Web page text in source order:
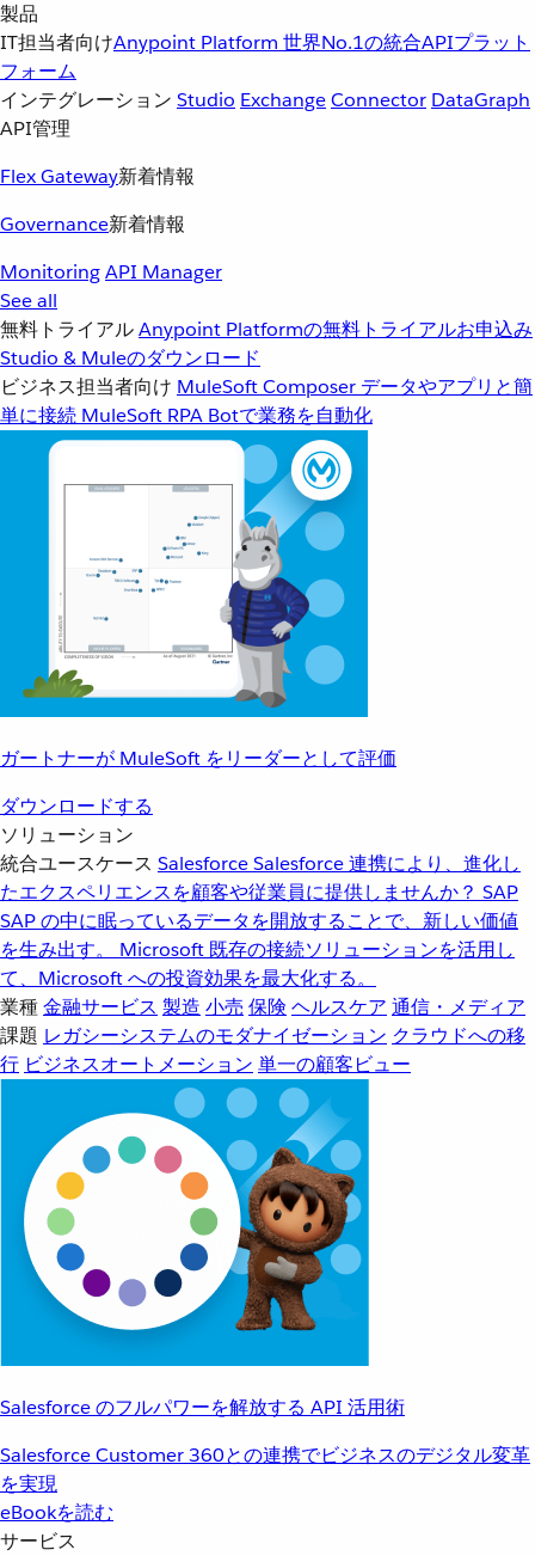
製品
IT担当者向けAnypoint Platform 世界No.1の統合APIプラット
フォーム
インテグレーション Studio ExchangeConnector DataGraph
API管理
Flex Gateway新着情報
Governance新着情報
MonitoringAPI Manager
See all
無料トライアルAnypoint Platformの無料トライアルお申込み
Studio & Muleのダウンロード
ビジネス担当者向け MuleSoft Composer データやアプリと簡
単に接続 MuleSoft RPA Botで業務を自動化
ガートナーが MuleSoft をリーダーとして評価
ダウンロードする
ソリューション
統合ユースケース SalesforceSalesforce 連携により、進化し
たエクスペリエンスを顧客や従業員に提供しませんか？ SAP
SAP の中に眠っているデータを開放することで、新しい価値
を生み出す。
Microsoft 既存の接続ソリューションを活用し
て、Microsoft への投資効果を最大化する。
業種金融サービス 製造 小売 保険 ヘルスケア 通信・メディア
課題 レガシーシステムのモダナイゼーション クラウドへの移
行 ビジネスオートメーション 単一の顧客ビュー
Salesforce のフルパワーを解放する API 活用術
Salesforce Customer 360との連携でビジネスのデジタル変革
を実現
eBookを読む
サービス